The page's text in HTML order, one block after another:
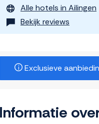
Alle hotels in Ailingen
Bekijk reviews
Exclusieve
Informatie